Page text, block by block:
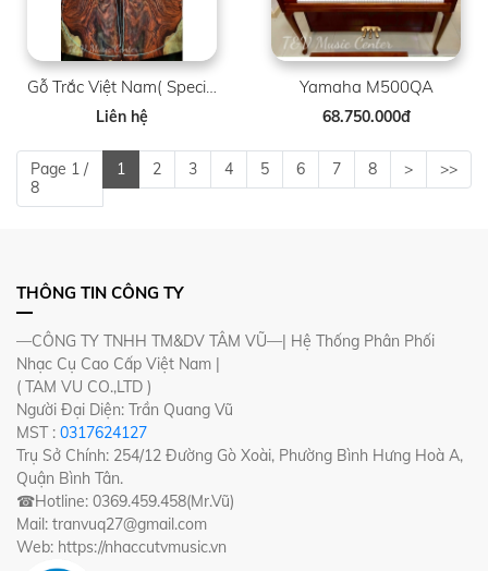
Gỗ Trắc Việt Nam( Special )
Liên hệ
Yamaha M500QA
68.750.000đ
Page 1 /
8
1 2 3 4 5 6 7 8 > >>
THÔNG TIN CÔNG TY
—CÔNG TY TNHH TM&DV TÂM VŨ—| Hệ Thống Phân Phối
Nhạc Cụ Cao Cấp Việt Nam |
( TAM VU CO.,LTD )
Người Đại Diện: Trần Quang Vũ
MST : 0317624127
Trụ Sở Chính: 254/12 Đường Gò Xoài, Phường Bình Hưng Hoà A,
Quận Bình Tân.
☎Hotline: 0369.459.458(Mr.Vũ)
Mail: tranvuq27@gmail.com
Web: https://nhaccutvmusic.vn